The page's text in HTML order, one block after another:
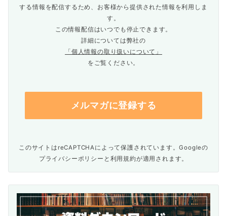
する情報を配信するため、お客様から提供された情報を利用しま
す。
この情報配信はいつでも停止できます。
詳細については弊社の
「個人情報の取り扱いについて」
をご覧ください。
このサイトはreCAPTCHAによって保護されています。Googleの
プライバシーポリシー と 利用規約が適用されます。